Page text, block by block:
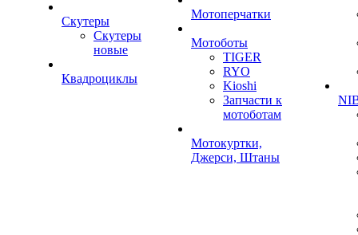
Скутеры
Скутеры
новые
Квадроциклы
Мотоперчатки
Мотоботы
TIGER
RYO
Kioshi
Запчасти к
мотоботам
Мотокуртки,
Джерси, Штаны